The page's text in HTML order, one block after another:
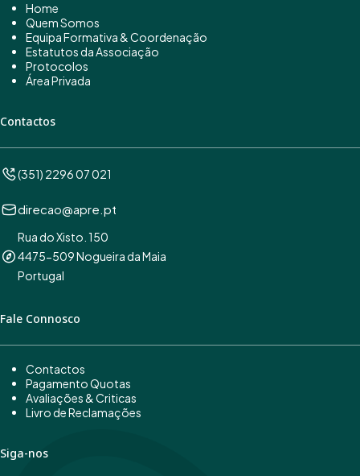
Home
Quem Somos
Equipa Formativa & Coordenação
Estatutos da Associação
Protocolos
Área Privada
Contactos
(351) 2296 07 021
direcao@apre.pt
Rua do Xisto. 150
4475-509 Nogueira da Maia
Portugal
Fale Connosco
Contactos
Pagamento Quotas
Avaliações & Criticas
Livro de Reclamações
Siga-nos